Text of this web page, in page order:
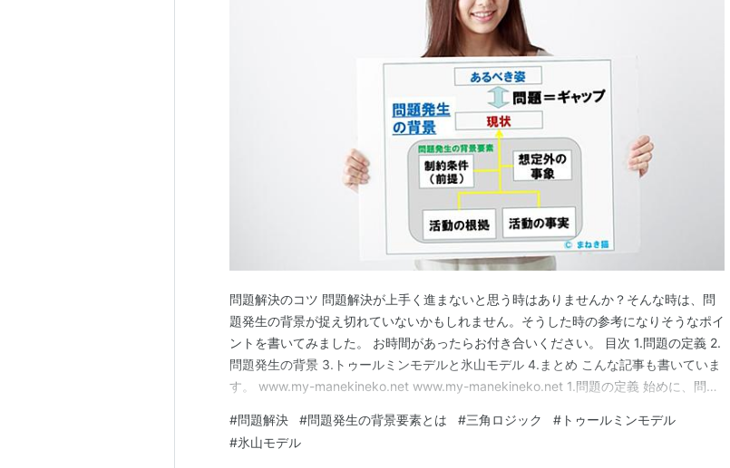
問題解決のコツ 問題解決が上手く進まないと思う時はありませんか？そんな時は、問
題発生の背景が捉え切れていないかもしれません。そうした時の参考になりそうなポイ
ントを書いてみました。 お時間があったらお付き合いください。 目次 1.問題の定義 2.
問題発生の背景 3.トゥールミンモデルと氷山モデル 4.まとめ こんな記事も書いていま
す。 www.my-manekineko.net www.my-manekineko.net 1.問題の定義 始めに、問題
（差） をいいます。 ①あるべき姿は、将来の姿や計画などです。②現状は、…
#問題解決 #問題発生の背景要素とは #三角ロジック # トゥールミンモデル
#氷山モデル